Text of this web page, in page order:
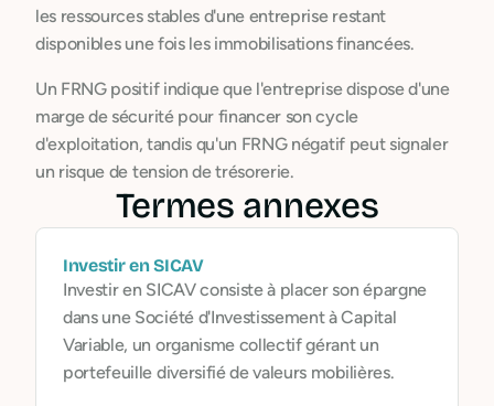
les ressources stables d'une entreprise restant
disponibles une fois les immobilisations financées.
Un FRNG positif indique que l'entreprise dispose d'une
marge de sécurité pour financer son cycle
d'exploitation, tandis qu'un FRNG négatif peut signaler
un risque de tension de trésorerie.
Termes annexes
Investir en SICAV
Investir en SICAV consiste à placer son épargne
dans une Société d'Investissement à Capital
Variable, un organisme collectif gérant un
portefeuille diversifié de valeurs mobilières.